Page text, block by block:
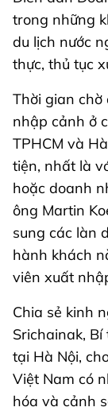
trong những
du lịch nước
thực, thủ tục
Thời gian chờ
nhập cảnh ở
TPHCM và
tiện, nhất là
hoặc doanh
ông Martin
sung các làn
hành khách
viên xuất
Chia sẻ kinh
Srichainak,
tại Hà Nội,
Việt Nam có
hóa và cảnh